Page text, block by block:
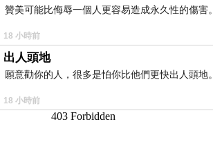
贊美可能比侮辱一個人更容易造成永久性的傷害。
18 小時前
出人頭地
願意勸你的人，很多是怕你比他們更快出人頭地。
18 小時前